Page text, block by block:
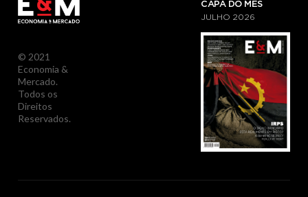
© 2021
Economia &
Mercado.
Todos os
Direitos
Reservados.
CAPA DO MÊS
JULHO 2026